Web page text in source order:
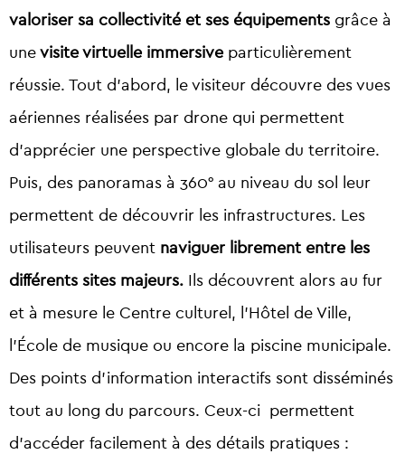
valoriser sa collectivité et ses équipements grâce à
unevisite virtuelle immersive particulièrement
réussie. Tout d’abord, le visiteur découvre des vues
aériennes réalisées par drone qui permettent
d’apprécier une perspective globale du territoire.
Puis, des panoramas à 360° au niveau du sol leur
permettent de découvrir les infrastructures. Les
utilisateurs peuvent naviguer librement entre les
différents sites majeurs. Ils découvrent alors au fur
et à mesure le Centre culturel, l’Hôtel de Ville,
l’École de musique ou encore la piscine municipale.
Des points d’information interactifs sont disséminés
tout au long du parcours. Ceux-ci permettent
d’accéder facilement à des détails pratiques :